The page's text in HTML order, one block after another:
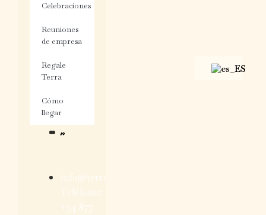
Celebraciones
Reuniones
de empresa
Regale
Terra
Cómo
llegar
info@terradominicata.com
Teléfono:
+34 877